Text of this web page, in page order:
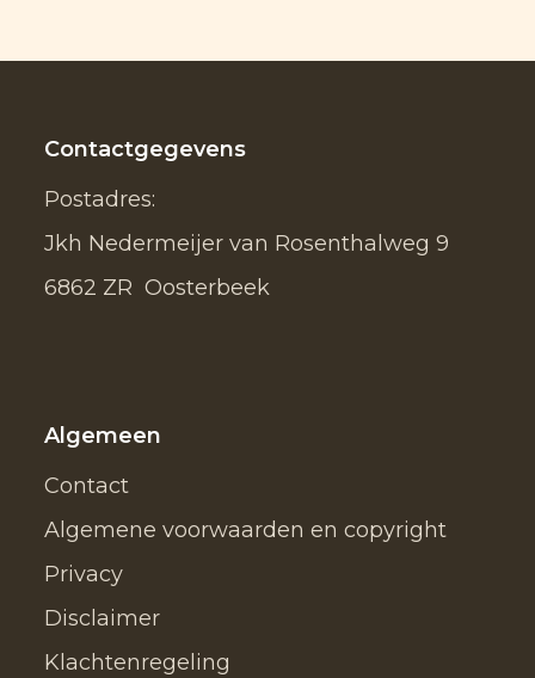
Contactgegevens
Postadres:
Jkh Nedermeijer van Rosenthalweg 9
6862 ZR Oosterbeek
Algemeen
Contact
Algemene voorwaarden en copyright
Privacy
Disclaimer
Klachtenregeling